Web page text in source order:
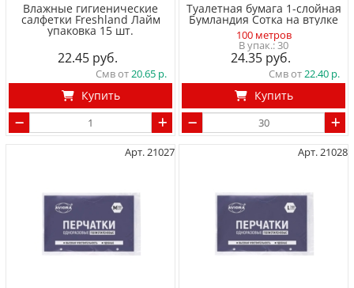
Влажные гигиенические
салфетки Freshland Лайм
упаковка 15 шт.
22.45
Смв от20.65
Купить
Туалетная бумага 1-слойная
Бумландия Сотка на втулке
100 метров
30
24.35
Смв от22.40
Купить
Арт. 21027 Арт. 21028